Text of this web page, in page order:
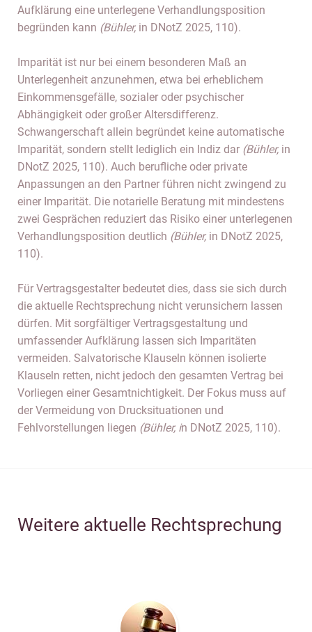
Aufklärung eine unterlegene Verhandlungsposition
begründen kann (Bühler, in DNotZ 2025, 110).
Imparität ist nur bei einem besonderen Maß an
Unterlegenheit anzunehmen, etwa bei erheblichem
Einkommensgefälle, sozialer oder psychischer
Abhängigkeit oder großer Altersdifferenz.
Schwangerschaft allein begründet keine automatische
Imparität, sondern stellt lediglich ein Indiz dar (Bühler, in
DNotZ 2025, 110). Auch berufliche oder private
Anpassungen an den Partner führen nicht zwingend zu
einer Imparität. Die notarielle Beratung mit mindestens
zwei Gesprächen reduziert das Risiko einer unterlegenen
Verhandlungsposition deutlich (Bühler, in DNotZ 2025,
110).
Für Vertragsgestalter bedeutet dies, dass sie sich durch
die aktuelle Rechtsprechung nicht verunsichern lassen
dürfen. Mit sorgfältiger Vertragsgestaltung und
umfassender Aufklärung lassen sich Imparitäten
vermeiden. Salvatorische Klauseln können isolierte
Klauseln retten, nicht jedoch den gesamten Vertrag bei
Vorliegen einer Gesamtnichtigkeit. Der Fokus muss auf
der Vermeidung von Drucksituationen und
Fehlvorstellungen liegen (Bühler, in DNotZ 2025, 110).
Weitere aktuelle Rechtsprechung